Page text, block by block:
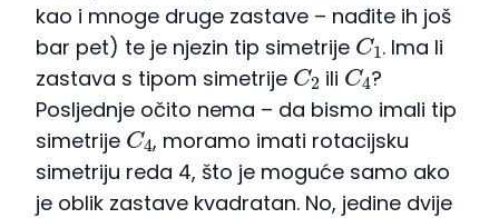
kao i mnoge druge zastave – nađite ih još
bar pet) te je njezin tip simetrije
C1
. Ima li
zastava s tipom simetrije
C2
ili
C4
?
Posljednje očito nema – da bismo imali tip
simetrije
C4
, moramo imati rotacijsku
simetriju reda 4, što je moguće samo ako
je oblik zastave kvadratan. No, jedine dvije